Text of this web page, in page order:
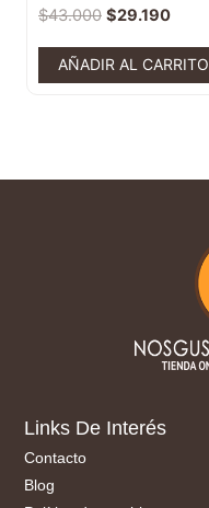
$43.000 $29.190
AÑADIR AL CARRITO
Links De Interés
Contacto
Blog